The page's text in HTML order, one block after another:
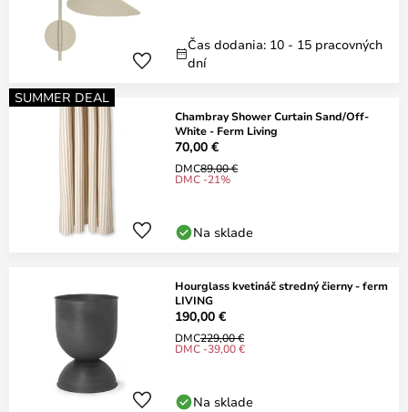
Čas dodania: 10 - 15 pracovných
dní
SUMMER DEAL
Chambray Shower Curtain Sand/Off-
White - Ferm Living
70,00 €
DMC89,00 €
DMC -21%
Na sklade
Hourglass kvetináč stredný čierny - ferm
LIVING
190,00 €
DMC229,00 €
DMC -39,00 €
Na sklade